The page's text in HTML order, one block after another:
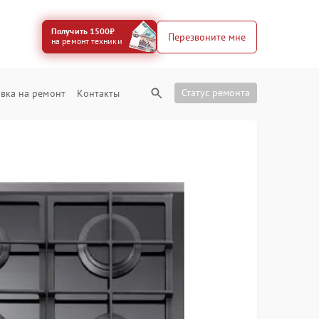
Получить 1500₽
на ремонт техники
Перезвоните мне
на ремонт Контакты Статус ремонта